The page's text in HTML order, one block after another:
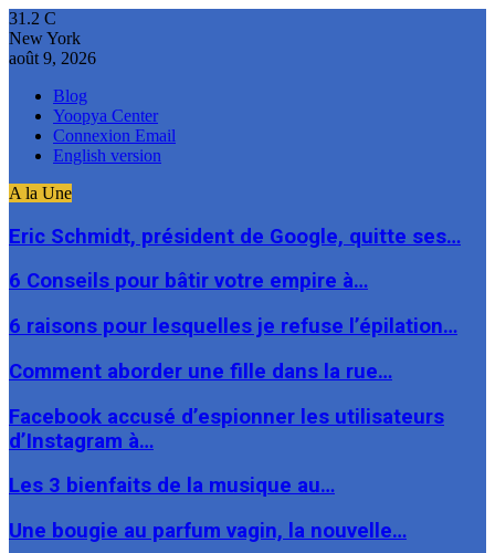
31.2 C
New York
août 9, 2026
Blog
Yoopya Center
Connexion Email
English version
A la Une
Eric Schmidt, président de Google, quitte ses…
6 Conseils pour bâtir votre empire à…
6 raisons pour lesquelles je refuse l’épilation…
Comment aborder une fille dans la rue…
Facebook accusé d’espionner les utilisateurs
d’Instagram à…
Les 3 bienfaits de la musique au…
Une bougie au parfum vagin, la nouvelle…